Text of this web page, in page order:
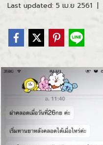
Last updated: 5 เม.ย 2561 |